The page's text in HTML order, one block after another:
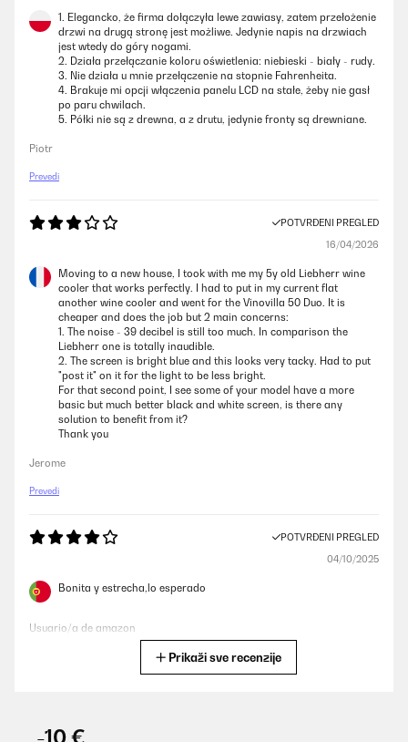
1. Elegancko, że firma dołączyła lewe zawiasy, zatem przełożenie
drzwi na drugą stronę jest możliwe. Jedynie napis na drzwiach
jest wtedy do góry nogami.
2. Działa przełączanie koloru oświetlenia: niebieski - biały - rudy.
3. Nie działa u mnie przełączenie na stopnie Fahrenheita.
4. Brakuje mi opcji włączenia panelu LCD na stałe, żeby nie gasł
po paru chwilach.
5. Półki nie są z drewna, a z drutu, jedynie fronty są drewniane.
Piotr
Prevedi
POTVRĐENI PREGLED
16/04/2026
Moving to a new house, I took with me my 5y old Liebherr wine
cooler that works perfectly. I had to put in my current flat
another wine cooler and went for the Vinovilla 50 Duo. It is
cheaper and does the job but 2 main concerns:
1. The noise - 39 decibel is still too much. In comparison the
Liebherr one is totally inaudible.
2. The screen is bright blue and this looks very tacky. Had to put
"post it" on it for the light to be less bright.
For that second point, I see some of your model have a more
basic but much better black and white screen, is there any
solution to benefit from it?
Thank you
Jerome
Prevedi
POTVRĐENI PREGLED
04/10/2025
Bonita y estrecha,lo esperado
Usuario/a de amazon
Prikaži sve recenzije
-10 €